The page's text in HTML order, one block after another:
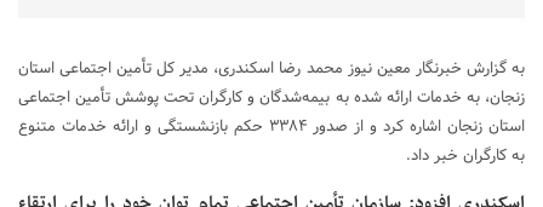
به گزارش خبرنگار معین نیوز محمد رضا اسکندری، مدیر کل تأمین اجتماعی استان
زنجان، به خدمات ارائه شده به بیمه‌شدگان و کارگران تحت پوشش تأمین اجتماعی
استان زنجان اشاره کرد و از صدور ۳۳۸۴ حکم بازنشستگی و ارائه خدمات متنوع
به کارگران خبر داد.